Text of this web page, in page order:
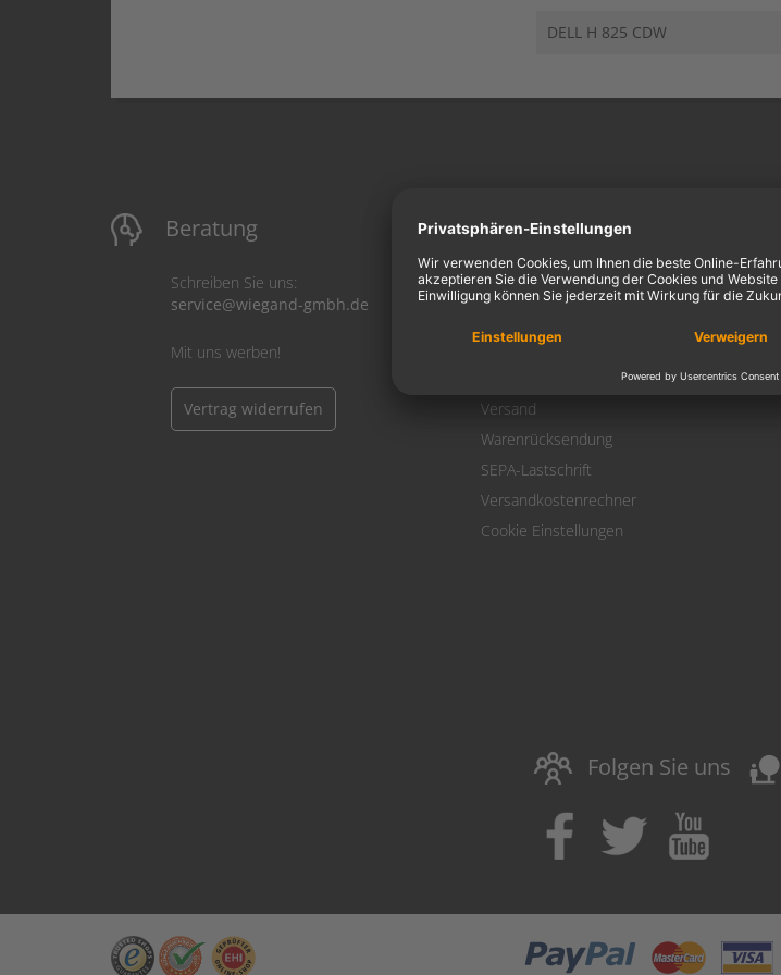
DELL H 825 CDW
Beratung
Schreiben Sie uns:
service@wiegand-gmbh.de
Mit uns werben!
Vertrag widerrufen
Mein Konto
Mein Konto
Warenkorb
Versand
Warenrücksendung
SEPA-Lastschrift
Versandkostenrechner
Cookie Einstellungen
Folgen Sie uns nature_people